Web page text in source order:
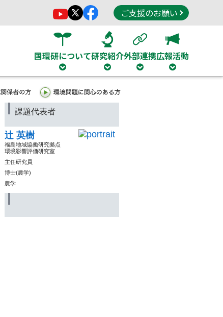
ご支援のお願い
国環研について研究紹介外部連携広報活動
課題代表者
辻 英樹
福島地域協働研究拠点
環境影響評価研究室
主任研究員
博士(農学)
農学